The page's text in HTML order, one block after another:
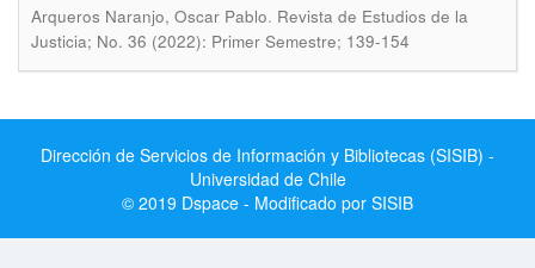
Arqueros Naranjo, Oscar Pablo. Revista de Estudios de la
Justicia; No. 36 (2022): Primer Semestre; 139-154
Dirección de Servicios de Información y Bibliotecas (SISIB) -
Universidad de Chile
© 2019 Dspace - Modificado por SISIB